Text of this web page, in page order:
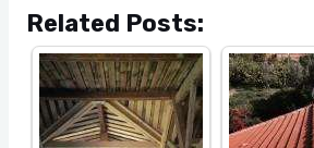
Related Posts: